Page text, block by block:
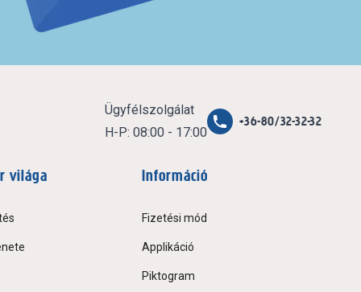
Ügyfélszolgálat
H-P: 08:00 - 17:00
+36-80/32-32-32
világa Információ
Fizetési mód
Applikáció
Piktogram